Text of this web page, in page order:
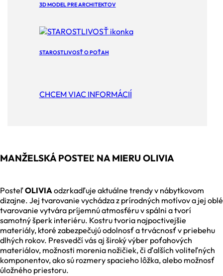
3D MODEL PRE ARCHITEKTOV
STAROSTLIVOSŤ O POŤAH
CHCEM VIAC INFORMÁCIÍ
MANŽELSKÁ POSTEĽ NA MIERU OLIVIA
PosteľOLIVIA odzrkadľuje aktuálne trendy v nábytkovom
dizajne. Jej tvarovanie vychádza z prírodných motívov a jej oblé
tvarovanie vytvára príjemnú atmosféru v spálni a tvorí
samotný šperk interiéru. Kostru tvoria najpoctivejšie
materiály, ktoré zabezpečujú odolnosť a trvácnosť v priebehu
dlhých rokov. Presvedčí vás aj široký výber poťahových
materiálov, možnosti morenia nožičiek, či ďalších voliteľných
komponentov, ako sú rozmery spacieho lôžka, alebo možnosť
úložného priestoru.